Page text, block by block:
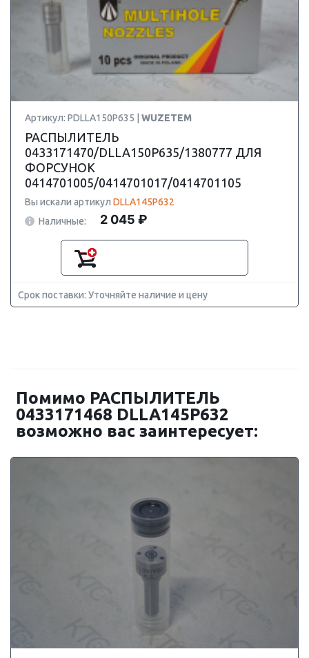
Артикул: PDLLA150P635 | WUZETEM
РАСПЫЛИТЕЛЬ
0433171470/DLLA150P635/1380777 ДЛЯ
ФОРСУНОК
0414701005/0414701017/0414701105
Вы искали артикул DLLA145P632
Наличные:
2 045 ₽
Срок поставки: Уточняйте наличие и цену
Помимо РАСПЫЛИТЕЛЬ
0433171468 DLLA145P632
возможно вас заинтересует: